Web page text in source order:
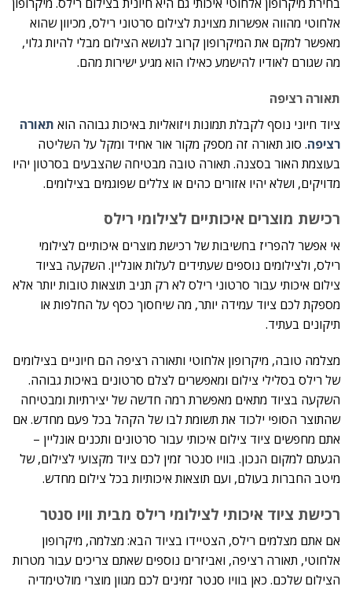
אלחוטי מהווה אפשרות מצוינת לצילום סרטוני רילס, מכיוון שהוא
מאפשר למקם את המיקרופון קרוב לנושא הצילום מבלי להיות גלוי,
מה שגורם לאודיו להישמע כאילו הוא מגיע ישירות מהם.
תאורה רציפה
ציוד חיוני נוסף לקבלת תמונות ויזואליות באיכות גבוהה הוא תאורה
רציפה. סוג תאורה זה מספק מקור אור אחיד ומקל על השליטה
בעוצמת האור בסצנה. תאורה טובה מבטיחה שהצבעים בסרטון יהיו
מדויקים, ושלא יהיו אזורים כהים או צללים שפוגמים בצילומים.
רכישת מוצרים איכותיים לצילומי רילס
אי אפשר להפריז בחשיבות של רכישת מוצרים איכותיים לצילומי
רילס, ולצילומים נוספים שעתידים לעלות אונליין. השקעה בציוד
צילום איכותי עבור סרטוני רילס לא רק תניב תוצאות טובות יותר אלא
מספקת לכם ציוד עמידה יותר, מה שיחסוך כסף על החלפות או
תיקונים בעתיד.
מצלמה טובה, מיקרופון אלחוטי ותאורה רציפה הם חיוניים בצילומים
של רילס בסלילי צילום ומאפשרים לצלם סרטונים באיכות גבוהה.
השקעה בציוד מתאים מאפשרת רמה חדשה של יצירתיות ומבטיחה
שהתוצר הסופי ילכוד את תשומת לבו של הקהל בכל פעם מחדש. אם
אתם מחפשים ציוד צילום איכותי עבור סרטונים ותכנים אונליין –
הגעתם למקום הנכון. בוויו סנטר זמין לכם ציוד מקצועי לצילום, של
מיטב החברות בעולם, ועם תוצאות איכותיות בכל צילום מחדש.
רכישת ציוד איכותי לצילומי רילס מבית וויו סנטר
אם אתם מצלמים רילס, הצטיידו בציוד הבא: מצלמה, מיקרופון
אלחוטי, תאורה רציפה, ואביזרים נוספים שאתם צריכים עבור מטרות
הצילום שלכם. כאן בוויו סנטר זמינים לכם מגוון מוצרי מולטימדיה